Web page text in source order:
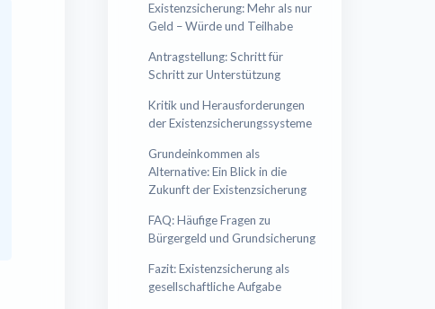
Existenzsicherung: Mehr als nur
Geld – Würde und Teilhabe
Antragstellung: Schritt für
Schritt zur Unterstützung
Kritik und Herausforderungen
der Existenzsicherungssysteme
Grundeinkommen als
Alternative: Ein Blick in die
Zukunft der Existenzsicherung
FAQ: Häufige Fragen zu
Bürgergeld und Grundsicherung
Fazit: Existenzsicherung als
gesellschaftliche Aufgabe